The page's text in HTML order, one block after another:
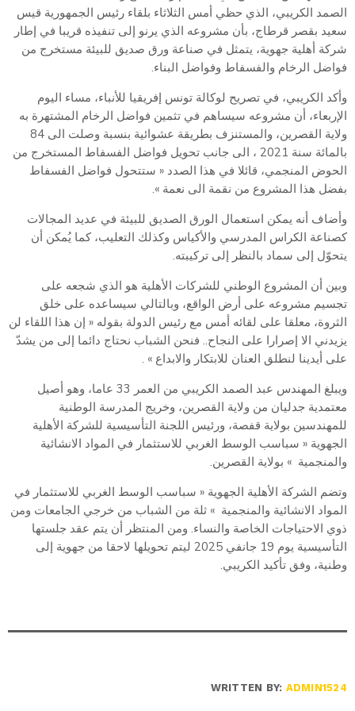
الصمد الكريبي، الذي حظي أمس الثلاثاء بلقاء رئيس الجمهورية قيس
سعيد بقصر قرطاج، بأن مشروعه الذي يرنو إلى تنفيذه قريبا في إطار
شركة أهلية جهوية، يتمثل في صناعة ورق صديق للبيئة مستخرج من
فواضل الرخام والفسفاط وفواضل البناء.
وأكد الكريبي، في تصريح لوكالة تونس إفريقيا للأنباء، مساء اليوم
الإربعاء، أن مشروعه سيساهم في تثمين فواضل الرخام المشتهرة به
ولاية القصرين، والمستنزف بطريقة عشوائية بنسبة وصلت الى 84
بالمائة سنة 2021 ، الى جانب تحويل فواضل الفسفاط المستخرج من
الحوض المنجمي، قائلا في هذا الصدد « ستتحول فواضل الفسفاط
بفضل هذا المشروع من نقمة الى نعمة ».
وأضاف أنه يمكن استعمال الورق الصديق للبيئة في عديد المجالات
كصناعة الكراس المدرسي والأكياس وكذلك التعليب، كما يُمكن أن
يتحوّل إلى سماد بالنظر إلى تركيبته.
وبين أن المشروع الوطني للشركات الأهلية هو الذي شجعه على
تجسيم مشروعه على أرض الواقع، وبالتالي سيساعده على خلق
الثروة، معلقا على لقائه أمس مع رئيس الدولة بقوله « إن هذا اللقاء لن
يزيدني الا إصرارا على النجاح.. فنحن الشباب نحتاج دائما إلى من يشدّ
على أيدينا لنطلق العنان للابتكار والابداع » .
ويبلغ المهندس عبد الصمد الكريبي من العمر 33 عاما، وهو أصيل
معتمدية جدليان من ولاية القصرين، وخريج المدرسة الوطنية
للمهندسين بولاية قفصة، ورئيس اللجنة التأسيسية للشركة الأهلية
الجهوية « سباسب الوسط الغربي للاستثمار في المواد الانشائية
والمنجمية » بولاية القصرين.
وتضم الشركة الأهلية الجهوية « سباسب الوسط الغربي للاستثمار في
المواد الانشائية والمنجمية » ثلة من الشباب من خرجي الجامعات ومن
ذوي الاحتياجات الخاصة والنساء. ومن المنتظر أن يتم عقد جلستها
التأسيسية يوم 19 جانفي 2025 ليتم تحويلها لاحقا من جهوية إلى
وطنية، وفق تأكيد الكريبي.
WRITTEN BY: ADMIN1524